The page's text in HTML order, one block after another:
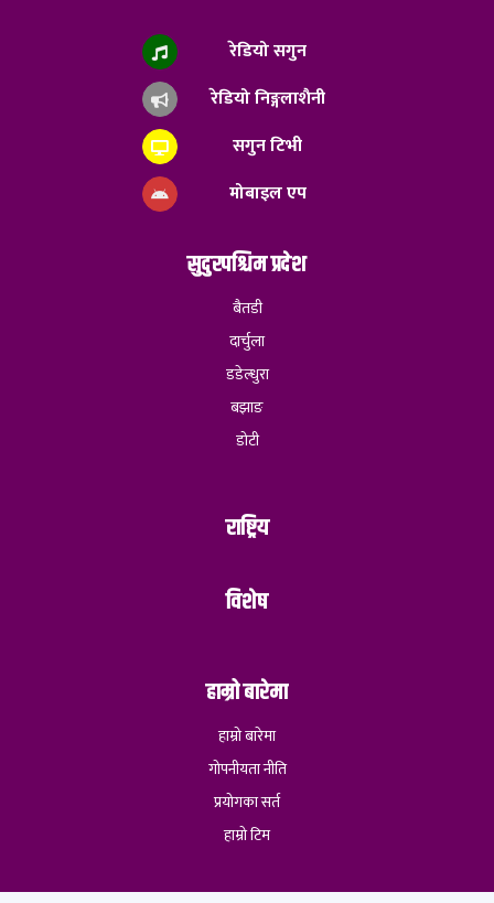
रेडियो सगुन
रेडियो निङ्गलाशैनी
सगुन टिभी
मोबाइल एप
सुदुरपश्चिम प्रदेश
बैतडी
दार्चुला
डडेल्धुरा
बझाङ
डोटी
राष्ट्रिय
विशेष
हाम्रो बारेमा
हाम्रो बारेमा
गोपनीयता नीति
प्रयोगका सर्त
हाम्रो टिम